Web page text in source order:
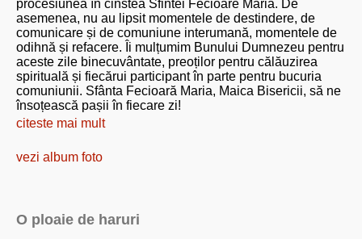
procesiunea în cinstea Sfintei Fecioare Maria. De
asemenea, nu au lipsit momentele de destindere, de
comunicare și de comuniune interumană, momentele de
odihnă și refacere. Îi mulțumim Bunului Dumnezeu pentru
aceste zile binecuvântate, preoților pentru călăuzirea
spirituală și fiecărui participant în parte pentru bucuria
comuniunii. Sfânta Fecioară Maria, Maica Bisericii, să ne
însoțească pașii în fiecare zi!
citeste mai mult
vezi album foto
O ploaie de haruri